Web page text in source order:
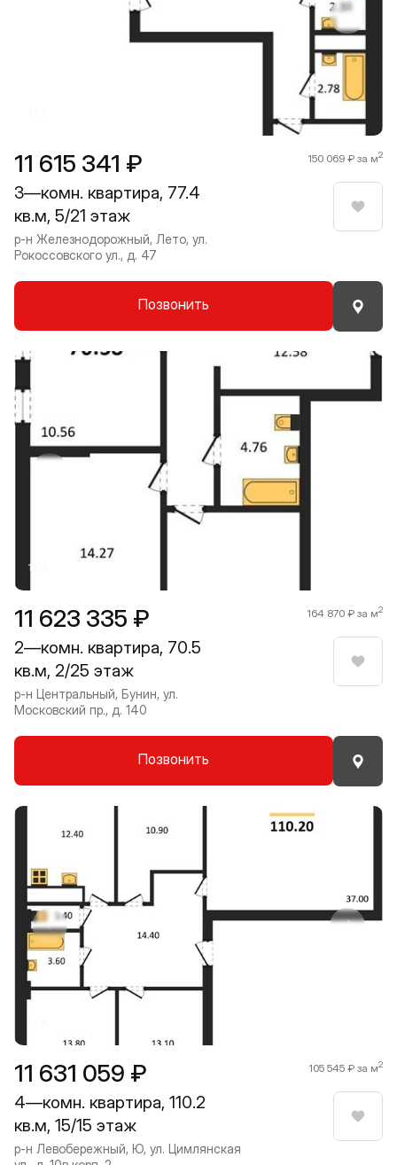
11 615 341 ₽ 150 069 ₽ за м2
3—комн. квартира, 77.4
кв.м, 5/21 этаж
р-н Железнодорожный, Лето, ул.
Рокоссовского ул., д. 47
Позвонить
Прокрутить влево
11 623 335 ₽ 164 870 ₽ за м2
2—комн. квартира, 70.5
кв.м, 2/25 этаж
р-н Центральный, Бунин, ул.
Московский пр., д. 140
Позвонить
1 / 8
Прокрутить влево
11 631 059 ₽ 105 545 ₽ за м2
4—комн. квартира, 110.2
кв.м, 15/15 этаж
р-н Левобережный, Ю, ул. Цимлянская
Прокрутить влево